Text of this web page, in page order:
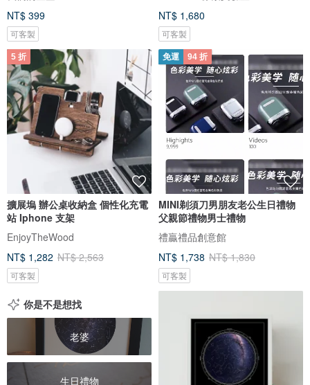
NT$ 399
可客製
NT$ 1,680
可客製
5 折
擴展塢 辦公桌收納盒 個性化充電
站 Iphone 支架
EnjoyTheWood
NT$ 1,282 NT$ 2,563
可客製
免運 94 折
MINI剃須刀男朋友老公生日禮物
父親節禮物男士禮物
禮贏禮品創意館
NT$ 1,738 NT$ 1,830
可客製
你是不是想找
老婆
生日禮物